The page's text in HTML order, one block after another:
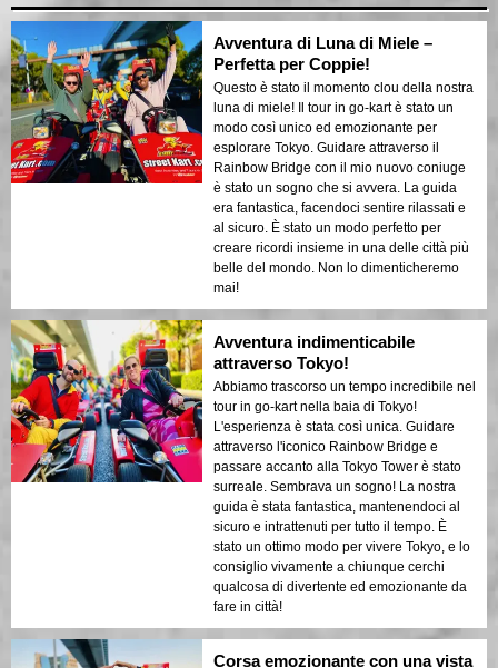
Avventura di Luna di Miele –
Perfetta per Coppie!
Questo è stato il momento clou della nostra
luna di miele! Il tour in go-kart è stato un
modo così unico ed emozionante per
esplorare Tokyo. Guidare attraverso il
Rainbow Bridge con il mio nuovo coniuge
è stato un sogno che si avvera. La guida
era fantastica, facendoci sentire rilassati e
al sicuro. È stato un modo perfetto per
creare ricordi insieme in una delle città più
belle del mondo. Non lo dimenticheremo
mai!
Avventura indimenticabile
attraverso Tokyo!
Abbiamo trascorso un tempo incredibile nel
tour in go-kart nella baia di Tokyo!
L'esperienza è stata così unica. Guidare
attraverso l'iconico Rainbow Bridge e
passare accanto alla Tokyo Tower è stato
surreale. Sembrava un sogno! La nostra
guida è stata fantastica, mantenendoci al
sicuro e intrattenuti per tutto il tempo. È
stato un ottimo modo per vivere Tokyo, e lo
consiglio vivamente a chiunque cerchi
qualcosa di divertente ed emozionante da
fare in città!
Corsa emozionante con una vista